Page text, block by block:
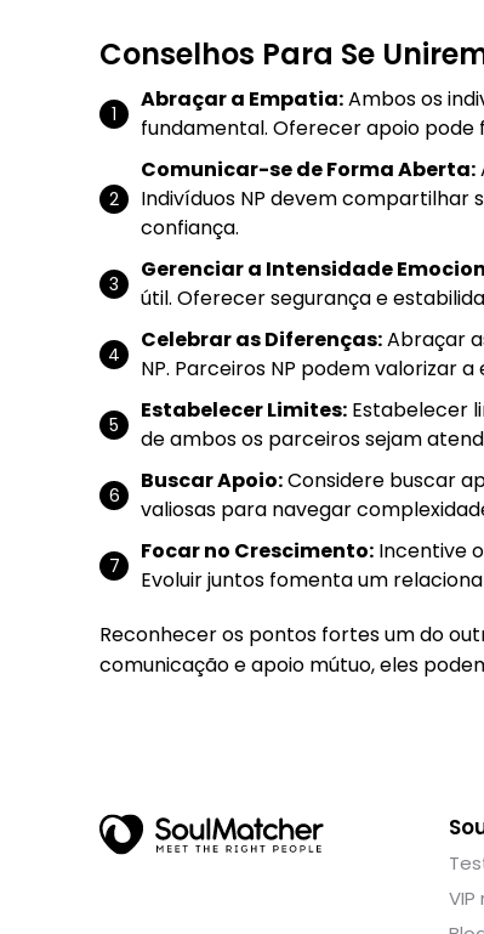
Conselhos Para Se
Abraçar a Empatia:Ambos os
fundamental. Oferecer apoio pode
Comunicar-se de Forma Aberta:
Indivíduos NP devem compartilhar
confiança.
Gerenciar a Intensidade
útil. Oferecer segurança e
Celebrar as Diferenças:Abraçar
NP. Parceiros NP podem valorizar
Estabelecer Limites: Estabelecer
de ambos os parceiros sejam
Buscar Apoio:Considere buscar
valiosas para navegar
Focar no Crescimento: Incentive
Evoluir juntos fomenta um
Reconhecer os pontos fortes um do
comunicação e apoio mútuo, eles